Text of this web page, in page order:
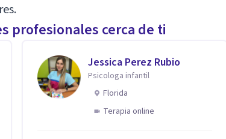
profesionales cerca de ti
Jessica Perez Rubio
Psicologa infantil
Florida
Terapia online